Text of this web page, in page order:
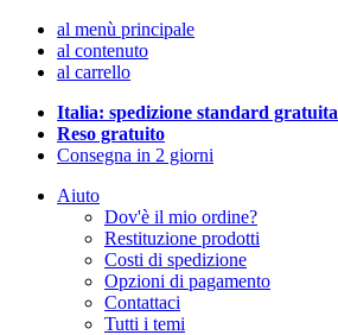
al menù principale
al contenuto
al carrello
Italia: spedizione standard gratuita
Reso gratuito
Consegna in 2 giorni
Aiuto
Dov'è il mio ordine?
Restituzione prodotti
Costi di spedizione
Opzioni di pagamento
Contattaci
Tutti i temi